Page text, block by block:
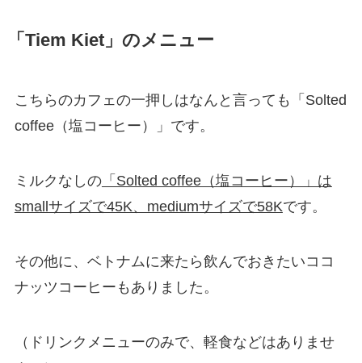
「Tiem Kiet」のメニュー
こちらのカフェの一押しはなんと言っても「Solted
coffee（塩コーヒー）」です。
ミルクなしの「Solted coffee（塩コーヒー）」は
smallサイズで45K、mediumサイズで58Kです。
その他に、ベトナムに来たら飲んでおきたいココ
ナッツコーヒーもありました。
（ドリンクメニューのみで、軽食などはありませ